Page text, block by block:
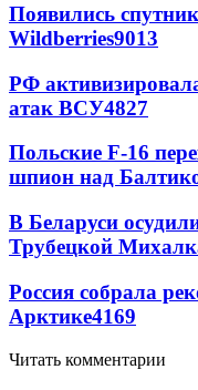
Появились
Wildberries9013
РФ
атак ВСУ4827
Польские F-16
шпион над
В Беларуси
Трубецкой
Россия собрала
Арктике4169
Читать комментарии